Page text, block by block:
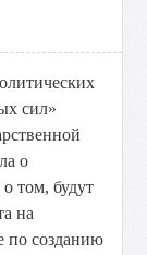
сил»
о
том, будут
на
по созданию